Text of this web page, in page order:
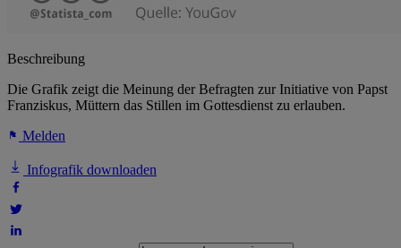
Beschreibung
Die Grafik zeigt die Meinung der Befragten zur Initiative von Papst
Franziskus, Müttern das Stillen im Gottesdienst zu erlauben.
Melden
Infografik downloaden